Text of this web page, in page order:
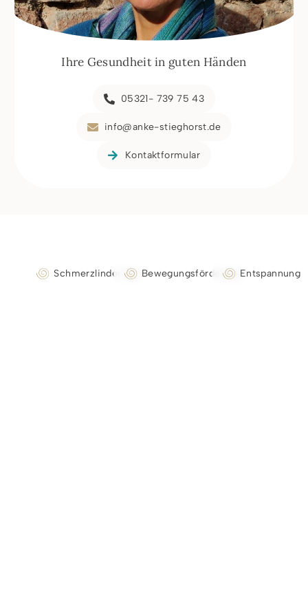
Ihre Gesundheit in guten Händen
05321- 739 75 43
info@anke-stieghorst.de
Kontaktformular
Schmerzlinderung BewegungsförderungEntspannung